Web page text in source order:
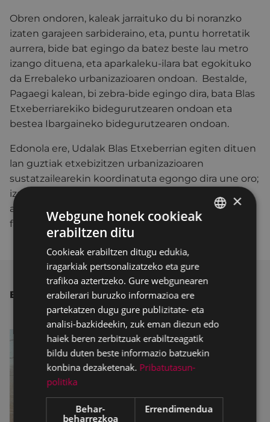
Obren ondoren, kaleak jarraituko du bi noranzko
izaten garajeen sarbideraino, eta, puntu horretatik
aurrera, bide bat egingo da batez beste lau metro
izango dituena, eta aparkaleku-ilara bat egokituko
da Errebaleko urbanizazioaren ondoan. Bestalde,
Pagaegi kalean, bi zebra-bide egingo dira, bata Blas
Etxeberriarekiko bidegurutzearen ondoan eta
bestea Ibargaineko bidegurutzearen ondoan.
Edonola ere, Udalak Blas Etxeberrian egiten dituen
lan guztiak etxebizitzen urbanizazioaren
sustatzailearekin koordinatuta egongo dira une oro;
izan ere, enpresa sustatzailea kaleak eta
azpiegiturak eraberritzeko lanak egiten ari da,
faseka.
BESTE ALBISTE BATZUK
×
Webgune honek cookieak
erabiltzen ditu
Cookieak erabiltzen ditugu edukia,
iragarkiak pertsonalizatzeko eta gure
trafikoa aztertzeko. Gure webgunearen
erabilerari buruzko informazioa ere
partekatzen dugu gure publizitate- eta
analisi-bazkideekin, zuk eman diezun edo
haiek beren zerbitzuak erabiltzeagatik
bildu duten beste informazio batzuekin
konbina dezaketenak. Pribatutasun-
politika
Behar-
beharrezkoa
Errendimendua